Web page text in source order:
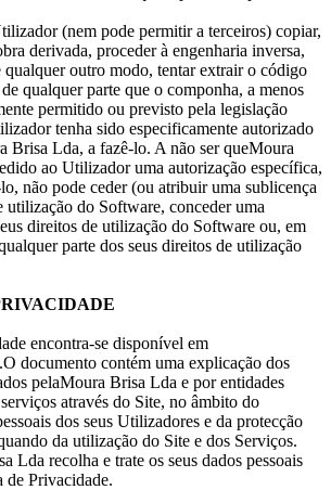
(nem pode permitir a terceiros) copiar,
derivada, proceder à engenharia inversa,
qualquer outro modo, tentar extrair o código
qualquer parte que o componha, a menos
permitido ou previsto pela legislação
tenha sido especificamente autorizado
Brisa Lda, a fazê-lo. A não ser queMoura
ao Utilizador uma autorização específica,
não pode ceder (ou atribuir uma sublicença
utilização do Software, conceder uma
direitos de utilização do Software ou, em
parte dos seus direitos de utilização
encontra-se disponível em
documento contém uma explicação dos
pelaMoura Brisa Lda e por entidades
através do Site, no âmbito do
dos seus Utilizadores e da protecção
da utilização do Site e dos Serviços.
Lda recolha e trate os seus dados pessoais
de Privacidade.